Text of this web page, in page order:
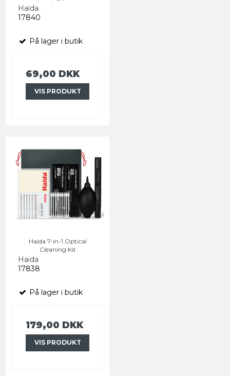
Haida
17840
På lager i butik
69,00 DKK
VIS PRODUKT
Haida 7-in-1 Optical
Cleaning Kit
Haida
17838
På lager i butik
179,00 DKK
VIS PRODUKT